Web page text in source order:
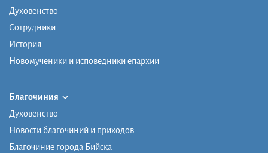
Духовенство
Сотрудники
История
Новомученики и исповедники епархии
Благочиния
Духовенство
Новости благочиний и приходов
Благочиние города Бийска